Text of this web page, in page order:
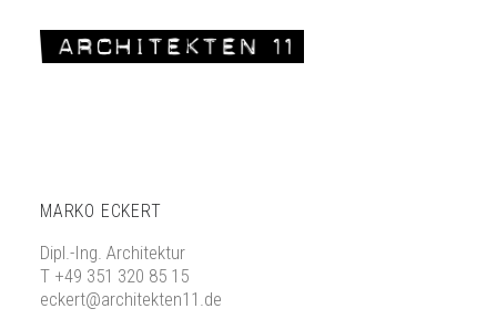
MARKO ECKERT
Dipl.-Ing. Architektur
T +49 351 320 85 15
eckert@architekten11.de